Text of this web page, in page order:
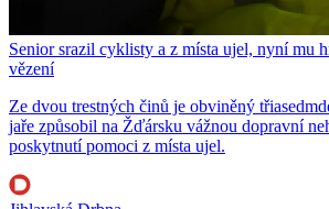
Senior srazil cyklisty a z místa ujel, nyní mu
vězení
Ze dvou trestných činů je obviněný
jaře způsobil na Žďársku vážnou dopravní
poskytnutí pomoci z místa ujel.